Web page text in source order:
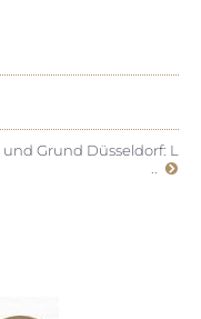
und Grund Düsseldorf: L